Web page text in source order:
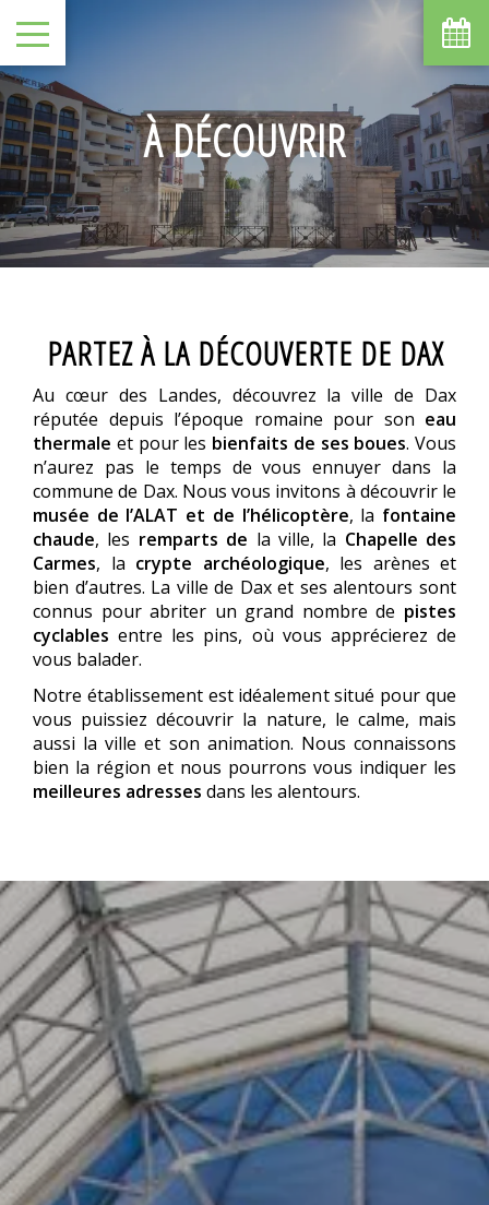
À DÉCOUVRIR
PARTEZ À LA DÉCOUVERTE DE DAX
Au cœur des Landes, découvrez la ville de Dax
réputée depuis l’époque romaine pour son eau
thermale et pour les bienfaits de ses boues. Vous
n’aurez pas le temps de vous ennuyer dans la
commune de Dax. Nous vous invitons à découvrir le
musée de l’ALAT et de l’hélicoptère, la fontaine
chaude, les remparts de la ville, la Chapelle des
Carmes, la crypte archéologique, les arènes et
bien d’autres. La ville de Dax et ses alentours sont
connus pour abriter un grand nombre de pistes
cyclables entre les pins, où vous apprécierez de
vous balader.
Notre établissement est idéalement situé pour que
vous puissiez découvrir la nature, le calme, mais
aussi la ville et son animation. Nous connaissons
bien la région et nous pourrons vous indiquer les
meilleures adresses dans les alentours.